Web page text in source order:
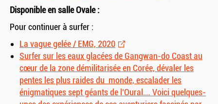
Disponible en salle Ovale :
Pour continuer à surfer :
La vague gelée / EMG, 2020
Surfer sur les eaux glacées de Gangwan-do Coast au
cœur de la zone démilitarisée en Corée, dévaler les
pentes les plus raides du monde, escalader les
énigmatiques sept géants de l’Oural…. Voici quelques-